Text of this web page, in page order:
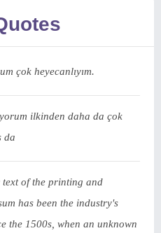
çok heyecanlıyım.
ilkinden daha da çok
da
text of the printing and
has been the industry's
the 1500s, when an unknown